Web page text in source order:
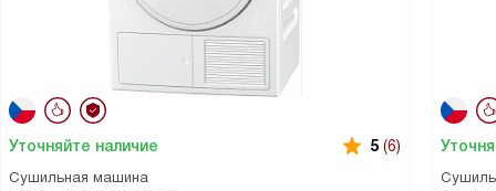
Уточняйте наличие 5 (6)
Сушильная машина